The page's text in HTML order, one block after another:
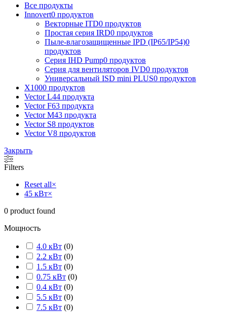
Все продукты
Innovert0 продуктов
Векторные ITD0 продуктов
Простая серия IRD0 продуктов
Пыле-влагозащищенные IPD (IP65/IP54)0
продуктов
Серия IHD Pump0 продуктов
Серия для вентиляторов IVD0 продуктов
Универсальный ISD mini PLUS0 продуктов
X1000 продуктов
Vector L44 продукта
Vector F63 продукта
Vector M43 продукта
Vector S8 продуктов
Vector V8 продуктов
Закрыть
Filters
Reset all×
45 кВт×
0 product found
Мощность
4.0 кВт (0)
2.2 кВт (0)
1.5 кВт (0)
0.75 кВт (0)
0.4 кВт (0)
5.5 кВт (0)
7.5 кВт (0)